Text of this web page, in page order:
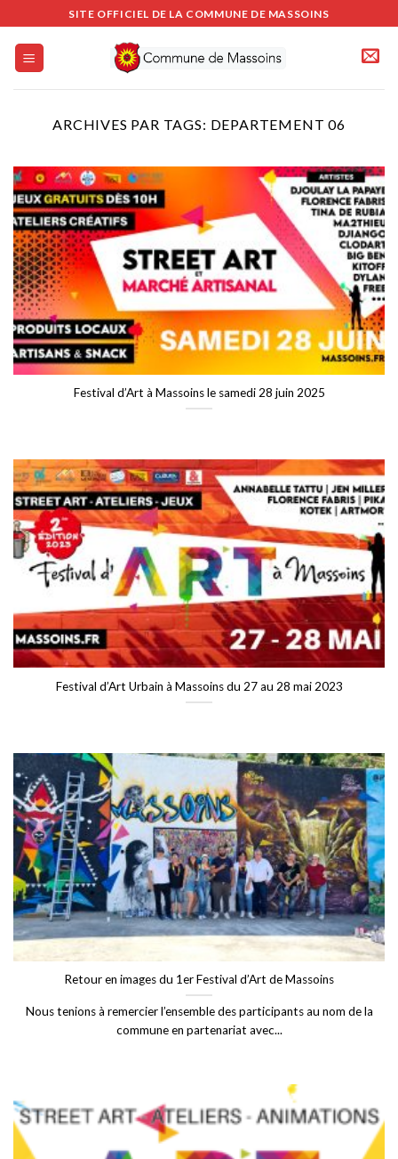
au
contenu
SITE OFFICIEL DE LA COMMUNE DE MASSOINS
ARCHIVES PAR TAGS: DEPARTEMENT 06
Festival d’Art à Massoins le samedi 28 juin 2025
Festival d’Art Urbain à Massoins du 27 au 28 mai 2023
Retour en images du 1er Festival d’Art de Massoins
Nous tenions à remercier l’ensemble des participants au nom de la
commune en partenariat avec...